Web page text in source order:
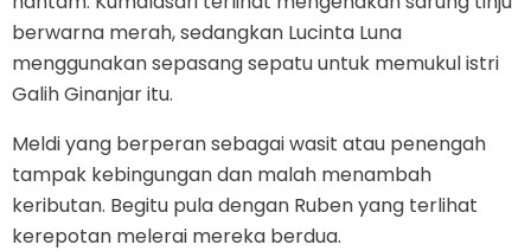
berwarna merah, sedangkan Lucinta Luna
menggunakan sepasang sepatu untuk memukul istri
Galih Ginanjar itu.
Meldi yang berperan sebagai wasit atau penengah
tampak kebingungan dan malah menambah
keributan. Begitu pula dengan Ruben yang terlihat
kerepotan melerai mereka berdua.